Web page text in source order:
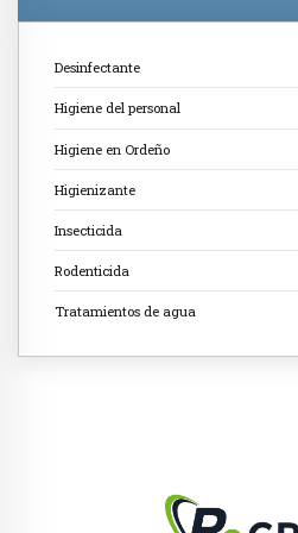
Desinfectante
Higiene del personal
Higiene en Ordeño
Higienizante
Insecticida
Rodenticida
Tratamientos de agua